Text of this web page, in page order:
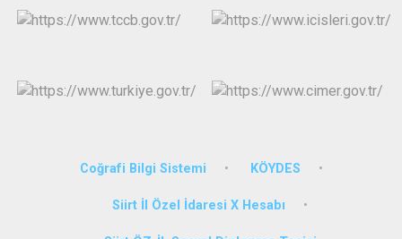
Coğrafi Bilgi Sistemi KÖYDES
Siirt İl Özel İdaresi X Hesabı